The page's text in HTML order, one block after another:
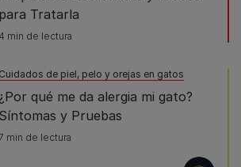
para Tratarla
4 min de lectura
Cuidados de piel, pelo y orejas en gatos
qué me da alergia mi gato?
Síntomas y Pruebas
min de lectura